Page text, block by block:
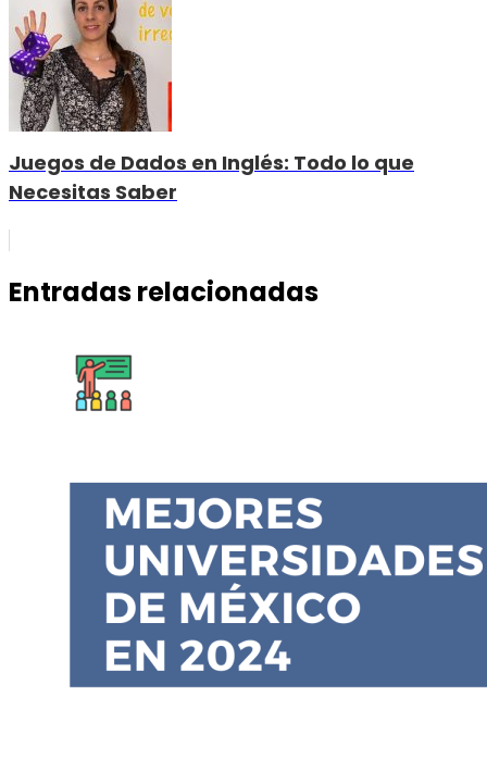
Juegos de Dados en Inglés: Todo lo que
Necesitas Saber
Entradas relacionadas